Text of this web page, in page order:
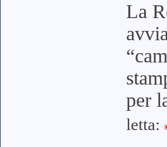
La
per
letta: